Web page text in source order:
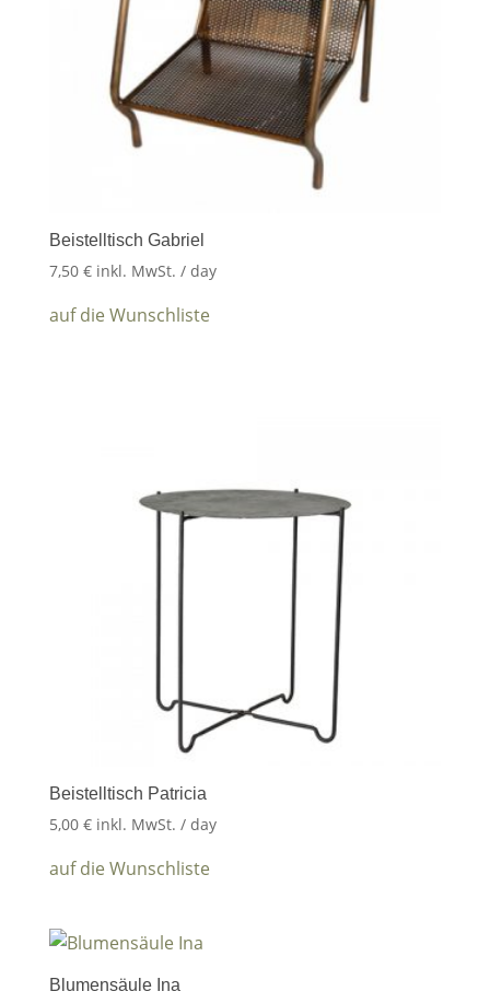
Beistelltisch Gabriel
7,50 € inkl. MwSt. / day
auf die Wunschliste
Beistelltisch Patricia
5,00 € inkl. MwSt. / day
auf die Wunschliste
Blumensäule Ina